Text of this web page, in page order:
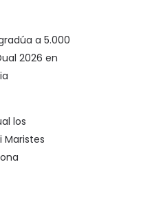
a 5.000
2026 en
los
Maristes